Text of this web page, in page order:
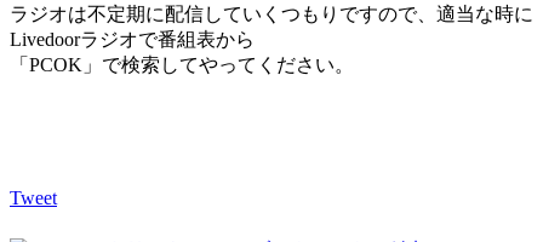
ラジオは不定期に配信していくつもりですので、適当な時に
Livedoorラジオで番組表から
「PCOK」で検索してやってください。
Tweet